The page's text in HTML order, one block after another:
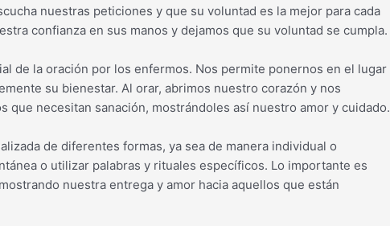
nuestras peticiones y que su voluntad es la mejor para cada
confianza en sus manos y dejamos que su voluntad se cumpla.
de la oración por los enfermos. Nos permite ponernos en el lugar
su bienestar. Al orar, abrimos nuestro corazón y nos
que necesitan sanación, mostrándoles así nuestro amor y cuidado.
de diferentes formas, ya sea de manera individual o
o utilizar palabras y rituales específicos. Lo importante es
nuestra entrega y amor hacia aquellos que están